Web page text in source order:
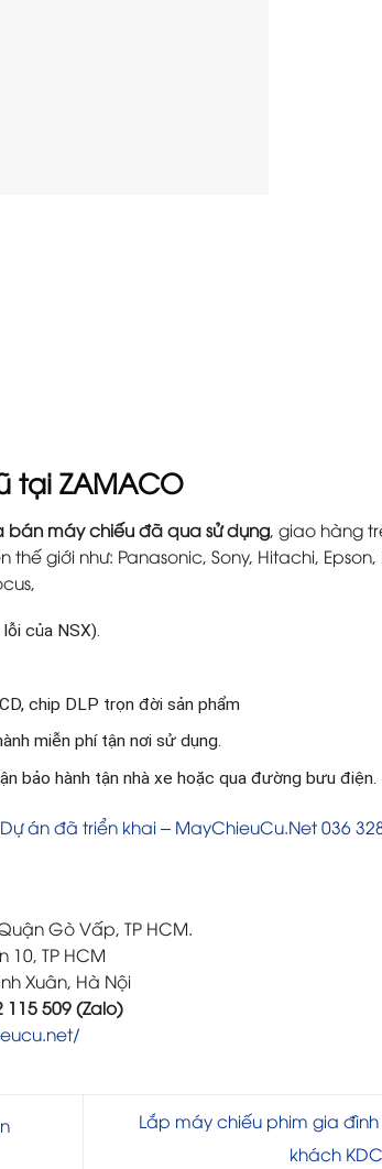
tại ZAMACO
bán máy chiếu đã qua sử dụng, giao hàng
giới như: Panasonic, Sony, Hitachi,
của NSX).
chip DLP trọn đời sản phẩm
miễn phí tận nơi sử dụng.
bảo hành tận nhà xe hoặc qua đường bưu điện.
Dự án đã triển khai – MayChieuCu.Net 036
Gò Vấp, TP HCM.
10, TP HCM
Xuân, Hà Nội
115 509 (Zalo)
Lắp máy chiếu phim gia
khách